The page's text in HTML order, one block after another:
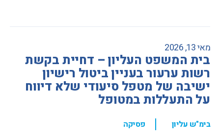
מאי 13, 2026
בית המשפט העליון – דחיית בקשת
רשות ערעור בעניין ביטול רישיון
ישיבה של מטפל סיעודי שלא דיווח
על התעללות במטופל
בימ"ש עליון , פסיקה